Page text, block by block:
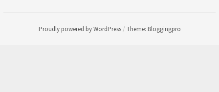
Proudly powered by WordPress / Theme: Bloggingpro